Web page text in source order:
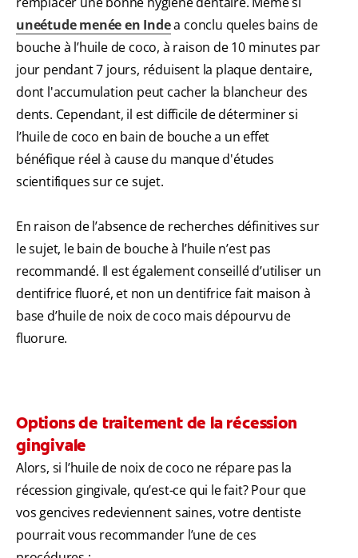
une étude menée en Indea conclu queles bains de
bouche à l’huile de coco, à raison de 10 minutes par
jour pendant 7 jours, réduisent la plaque dentaire,
dont l'accumulation peut cacher la blancheur des
dents. Cependant, il est difficile de déterminer si
l’huile de coco en bain de bouche a un effet
bénéfique réel à cause du manque d'études
scientifiques sur ce sujet.
En raison de l’absence de recherches définitives sur
le sujet, le bain de bouche à l’huile n’est pas
recommandé. Il est également conseillé d’utiliser un
dentifrice fluoré, et non un dentifrice fait maison à
base d’huile de noix de coco mais dépourvu de
fluorure.
Options de traitement de la récession
gingivale
Alors, si l’huile de noix de coco ne répare pas la
récession gingivale, qu’est-ce qui le fait? Pour que
vos gencives redeviennent saines, votre dentiste
pourrait vous recommander l’une de ces